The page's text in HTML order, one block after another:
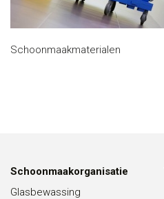
Schoonmaakmaterialen
Schoonmaakorganisatie
Glasbewassing